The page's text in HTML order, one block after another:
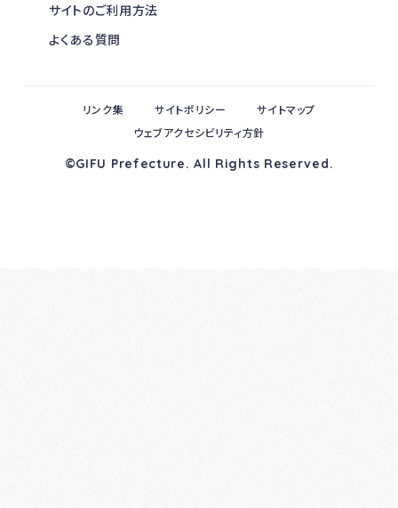
サイトのご利用方法
よくある質問
©GIFU Prefecture. All Rights Reserved.
リンク集 サイトポリシー
サイトマップ
ウェブアクセシビリティ方針